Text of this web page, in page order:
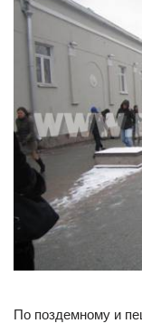
По поздемному и